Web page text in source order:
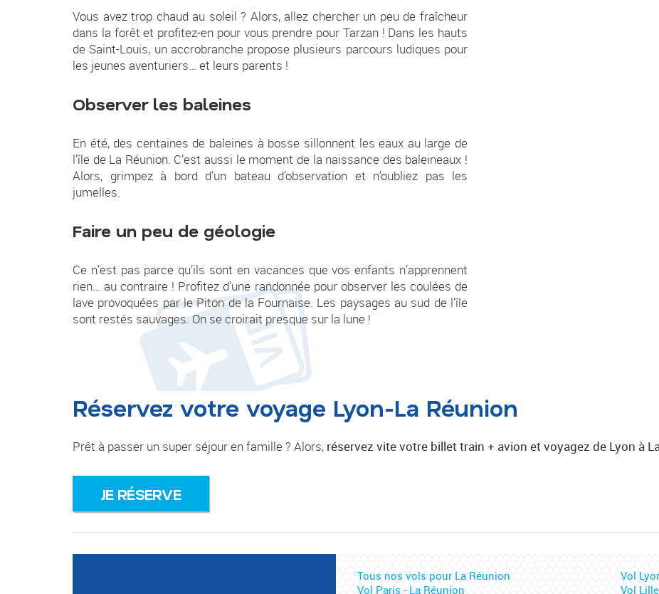
Vous avez trop chaud au soleil ? Alors, allez chercher un peu de fraîcheur
dans la forêt et profitez-en pour vous prendre pour Tarzan ! Dans les hauts
de Saint-Louis, un accrobranche propose plusieurs parcours ludiques pour
les jeunes aventuriers… et leurs parents !
Observer les baleines
En été, des centaines de baleines à bosse sillonnent les eaux au large de
l’île de La Réunion. C’est aussi le moment de la naissance des baleineaux !
Alors, grimpez à bord d’un bateau d’observation et n’oubliez pas les
jumelles.
Faire un peu de géologie
Ce n’est pas parce qu’ils sont en vacances que vos enfants n’apprennent
rien… au contraire ! Profitez d’une randonnée pour observer les coulées de
lave provoquées par le Piton de la Fournaise. Les paysages au sud de l’île
sont restés sauvages. On se croirait presque sur la lune !
Réservez votre voyage Lyon-La Réunion
Prêt à passer un super séjour en famille ? Alors, réservez vite votre billet train + avion et voyagez de Lyon à
JE RÉSERVE
Tous nos vols pour La Réunion
Vol Paris - La Réunion
Vol
Vol